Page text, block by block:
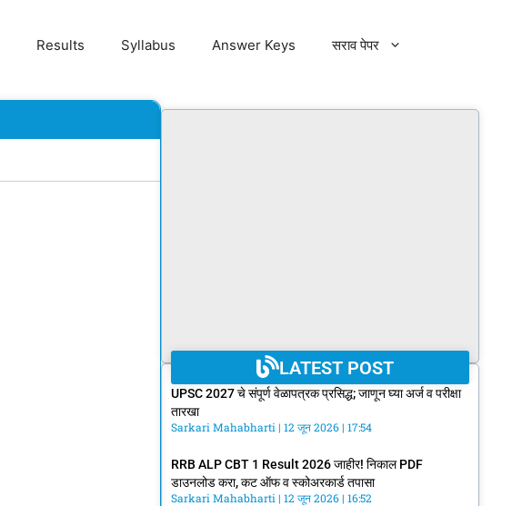
Results Syllabus Answer Keys सराव पेपर
LATEST POST
UPSC 2027 चे संपूर्ण वेळापत्रक प्रसिद्ध; जाणून घ्या अर्ज व परीक्षा
तारखा
Sarkari Mahabharti
12 जून 2026 17:54
RRB ALP CBT 1 Result 2026 जाहीर! निकाल PDF
डाउनलोड करा, कट ऑफ व स्कोअरकार्ड तपासा
Sarkari Mahabharti
12 जून 2026 16:52